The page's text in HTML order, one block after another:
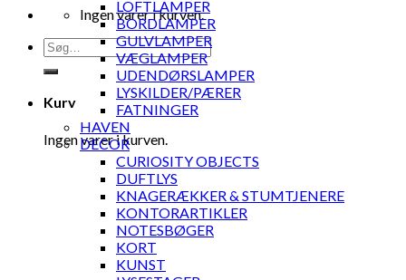
Ingen varer i kurven.
Søg
efter:
Kurv
Ingen varer i kurven.
LOFTLAMPER
BORDLAMPER
GULVLAMPER
VÆGLAMPER
UDENDØRSLAMPER
LYSKILDER/PÆRER
FATNINGER
HAVEN
DECOR
CURIOSITY OBJECTS
DUFTLYS
KNAGERÆKKER & STUMTJENERE
KONTORARTIKLER
NOTESBØGER
KORT
KUNST